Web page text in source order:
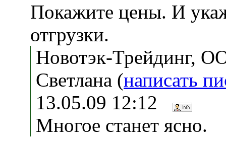
Покажите цены. И
отгрузки.
Новотэк-Трейдинг,
Светлана (написать
13.05.09 12:12
Многое станет ясно.